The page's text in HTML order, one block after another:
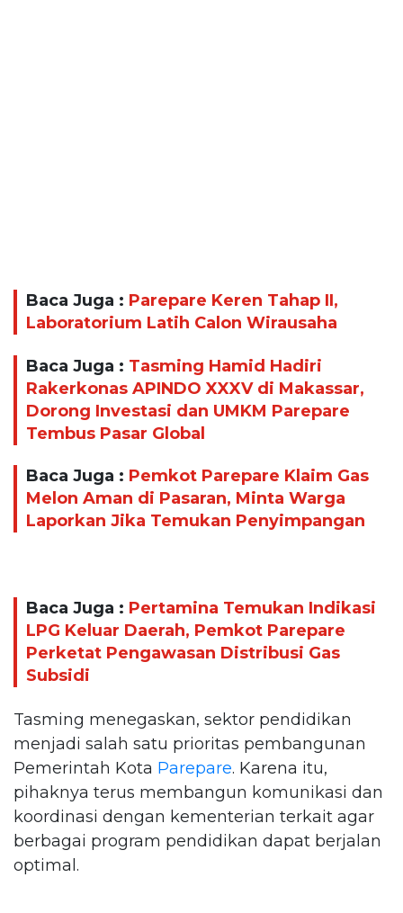
Baca Juga : Parepare Keren Tahap II,
Laboratorium Latih Calon Wirausaha
Baca Juga : Tasming Hamid Hadiri
Rakerkonas APINDO XXXV di Makassar,
Dorong Investasi dan UMKM Parepare
Tembus Pasar Global
Baca Juga : Pemkot Parepare Klaim Gas
Melon Aman di Pasaran, Minta Warga
Laporkan Jika Temukan Penyimpangan
Baca Juga : Pertamina Temukan Indikasi
LPG Keluar Daerah, Pemkot Parepare
Perketat Pengawasan Distribusi Gas
Subsidi
Tasming menegaskan, sektor pendidikan
menjadi salah satu prioritas pembangunan
Pemerintah Kota Parepare. Karena itu,
pihaknya terus membangun komunikasi dan
koordinasi dengan kementerian terkait agar
berbagai program pendidikan dapat berjalan
optimal.